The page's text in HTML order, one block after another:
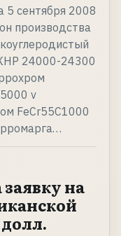
сентября 2008
производства
24000-24300
v
FeCr55C1000
на
долл.